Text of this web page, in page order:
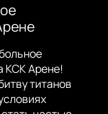
КСК Арене!
титанов